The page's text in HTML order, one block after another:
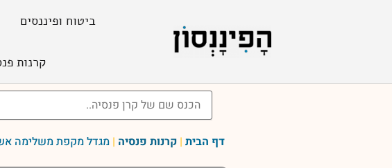
ביטוח ופיננסים
קרנות
דף הבית | קרנות פנסיה | מגדל מקפת משלימה